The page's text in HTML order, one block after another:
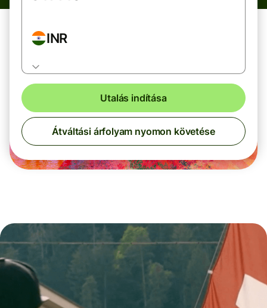
INR
Utalás indítása
Átváltási árfolyam nyomon követése